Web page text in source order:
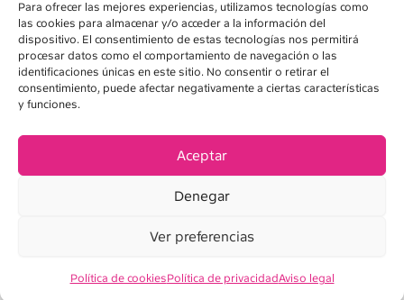
Para ofrecer las mejores experiencias, utilizamos tecnologías como
las cookies para almacenar y/o acceder a la información del
dispositivo. El consentimiento de estas tecnologías nos permitirá
procesar datos como el comportamiento de navegación o las
identificaciones únicas en este sitio. No consentir o retirar el
consentimiento, puede afectar negativamente a ciertas características
y funciones.
Aceptar
Denegar
Ver preferencias
Política de cookiesPolítica de privacidadAviso legal
AVÍS LEGAL
POLÍTICA DE PRIVADESA
CONDICIONS DE VENDA